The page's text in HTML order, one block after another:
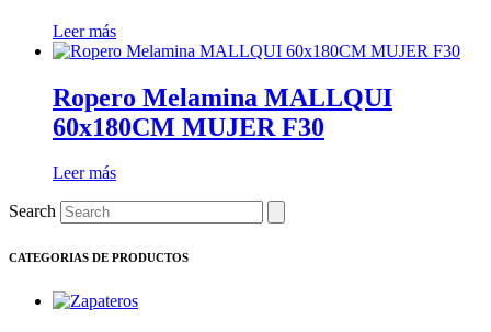
Leer más
Ropero Melamina MALLQUI
60x180CM MUJER F30
Leer más
Search
CATEGORIAS DE PRODUCTOS